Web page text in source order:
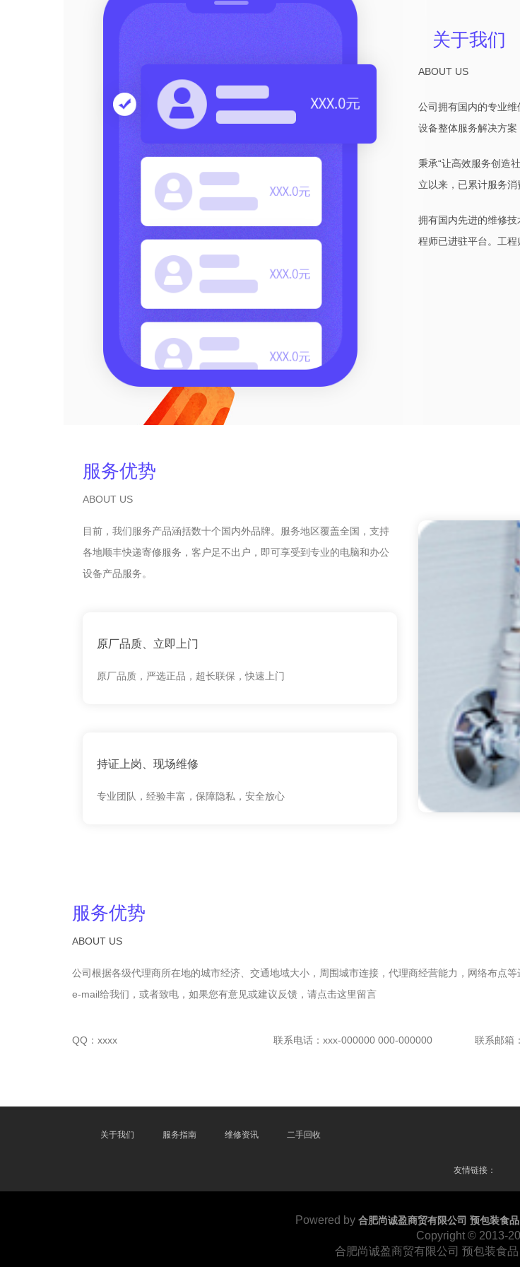
关于我们
ABOUT US
公司拥有国内的专业
设备整体服务解决方
秉承“让高效服务创造
立以来，已累计服务消
拥有国内先进的维修
程师已进驻平台。工程
服务优势
ABOUT US
目前，我们服务产品涵括数十个国内外品牌。服务地区覆盖全国，支持
各地顺丰快递寄修服务，客户足不出户，即可享受到专业的电脑和办公
设备产品服务。
原厂品质、立即上门
原厂品质，严选正品，超长联保，快速上门
持证上岗、现场维修
专业团队，经验丰富，保障隐私，安全放心
服务优势
ABOUT US
公司根据各级代理商所在地的城市经济、交通地域大小，周围城市连接，代理商经营能力，网络布点
e-mail给我们，或者致电，如果您有意见或建议反馈，请点击这里留言
QQ：xxxx 联系电话：xxx-000000 000-000000 联系邮箱
关于我们 服务指南 维修资讯 二手回收
友情链接：
Powered by 合肥尚诚盈商贸有限公司 预包装食
Copyright © 2013-
合肥尚诚盈商贸有限公司 预包装食